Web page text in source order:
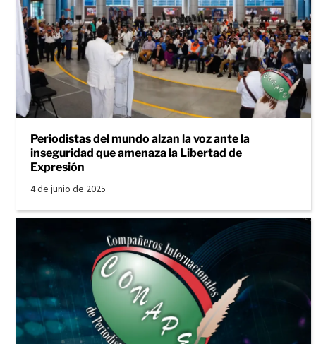
Periodistas del mundo alzan la voz ante la
inseguridad que amenaza la Libertad de
Expresión
4 de junio de 2025